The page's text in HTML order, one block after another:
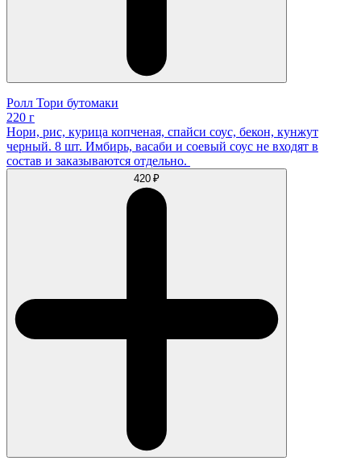
Ролл Тори бутомаки
220 г
Нори, рис, курица копченая, спайси соус, бекон, кунжут
черный. 8 шт. Имбирь, васаби и соевый соус не входят в
состав и заказываются отдельно.
420 ₽